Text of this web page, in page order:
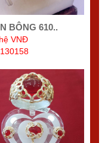
BÔNG 610..
VNĐ